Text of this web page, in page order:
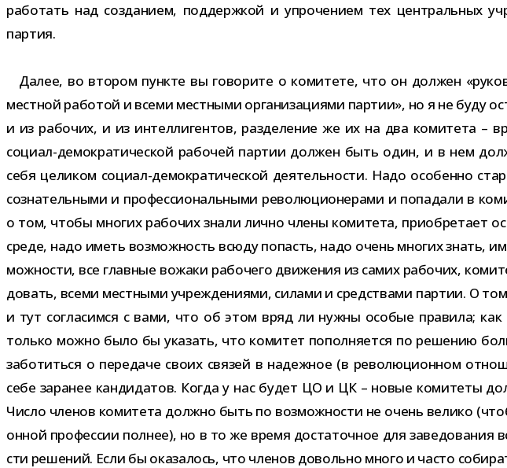
рабо­тать над созда­нием, под­держ­кой и упро­че­нием тех цен­траль­ных
партия.
Далее, во вто­ром пункте вы гово­рите о коми­тете, что он дол­жен
мест­ной рабо­той и всеми мест­ными орга­ни­за­ци­ями пар­тии», но я не буду
и из рабо­чих, и из интел­ли­ген­тов, раз­де­ле­ние же их на два коми­тета –
социал-​демократической рабо­чей пар­тии дол­жен быть один, и в нем
себя цели­ком социал-​демократической дея­тель­но­сти. Надо осо­бенно
созна­тель­ными и про­фес­си­о­наль­ными рево­лю­ци­о­не­рами и попа­дали в
о том, чтобы мно­гих рабо­чих знали лично члены коми­тета, при­об­ре­тает
среде, надо иметь воз­мож­ность всюду попасть, надо очень мно­гих знать,
мож­но­сти, все глав­ные вожаки рабо­чего дви­же­ния из самих рабо­чих,
до­вать, всеми мест­ными учре­жде­ни­ями, силами и сред­ствами пар­тии. О
и тут согла­симся с вами, что об этом вряд ли нужны осо­бые пра­вила;
только можно было бы ука­зать, что коми­тет попол­ня­ется по реше­нию
забо­титься о пере­даче своих свя­зей в надеж­ное (в рево­лю­ци­он­ном
себе зара­нее кан­ди­да­тов. Когда у нас будет ЦО и ЦК – новые коми­теты
Число чле­нов коми­тета должно быть по воз­мож­но­сти не очень велико
он­ной про­фес­сии пол­нее), но в то же время доста­точ­ное для
сти реше­ний. Если бы ока­за­лось, что чле­нов довольно много и часто